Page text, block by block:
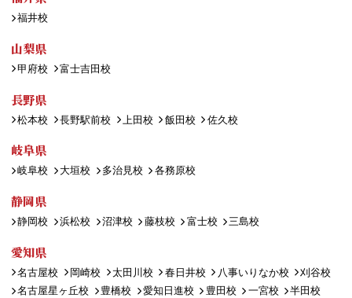
福井校
山梨県
甲府校 富士吉田校
長野県
松本校 長野駅前校 上田校 飯田校 佐久校
岐阜県
岐阜校 大垣校 多治見校 各務原校
静岡県
静岡校 浜松校 沼津校 藤枝校 富士校 三島校
愛知県
名古屋校 岡崎校 太田川校 春日井校 八事いりなか校
刈谷校
名古屋星ヶ丘校
豊橋校 愛知日進校 豊田校 一宮校
半田校